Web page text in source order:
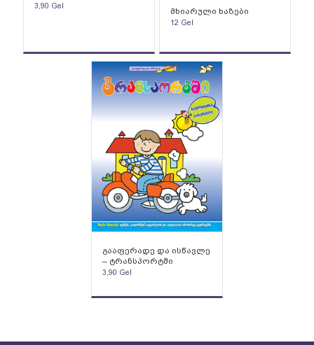
3,90 Gel
მხიარული ხაზები
12 Gel
გააფერადე და ისწავლე
– ტრანსპორტში
3,90 Gel